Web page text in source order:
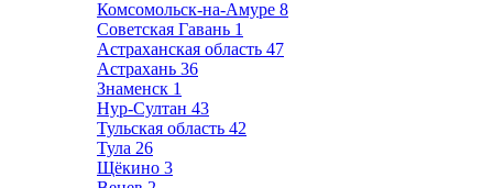
Комсомольск-на-Амуре 8
Советская Гавань 1
Астраханская область 47
Астрахань 36
Знаменск 1
Нур-Султан 43
Тульская область 42
Тула 26
Щёкино 3